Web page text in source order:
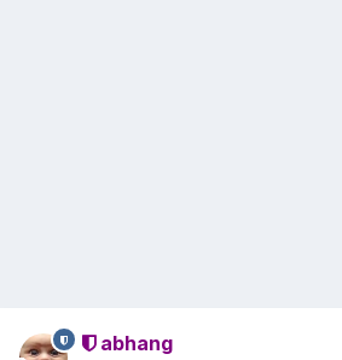
abhang